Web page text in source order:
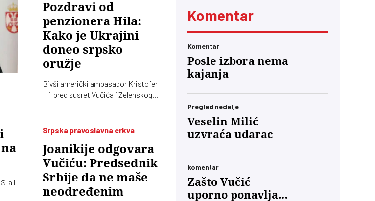
a i
Pozdravi od
penzionera Hila:
Kako je Ukrajini
doneo srpsko
oružje
Bivši američki ambasador Kristofer
Hil pred susret Vučića i Zelenskog
dve zemlje planiraju i zajedničku
fabriku dronova
Srpska pravoslavna crkva
Joanikije odgovara
Vučiću: Predsednik
Srbije da ne maše
neodređenim
Komentar
Komentar
Posle izbora nema
kajanja
Pregled nedelje
Veselin Milić
uzvraća udarac
komentar
Zašto Vučić
uporno ponavlja